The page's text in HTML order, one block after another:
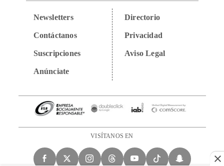
Newsletters
Contáctanos
Suscripciones
Anúnciate
Directorio
Privacidad
Aviso Legal
VISÍTANOS EN